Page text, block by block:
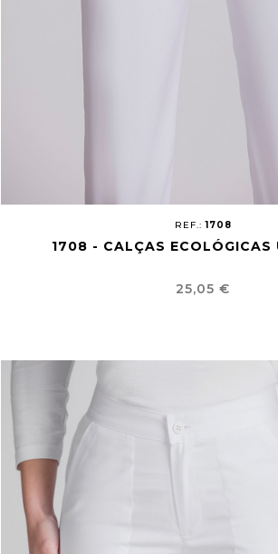
REF.:1708
1708 - CALÇAS ECOLÓGICAS
Preço
25,05 €